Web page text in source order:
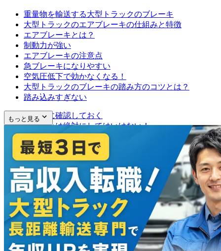
重量物を輸送する大型トラックのブレーキ
大型トラックのエアブレーキの仕組みと特徴
エアブレーキとは？
制動力が強い
エアブレーキの注意点
急ブレーキになりやすい
空気圧低下で効かなくなる！
大型トラックのブレーキの踏み方のコツとは？
踏み込みすぎない
走行前に確認しておく
バタ踏みは絶対にしてはいけない！
まとめ
もっと見る